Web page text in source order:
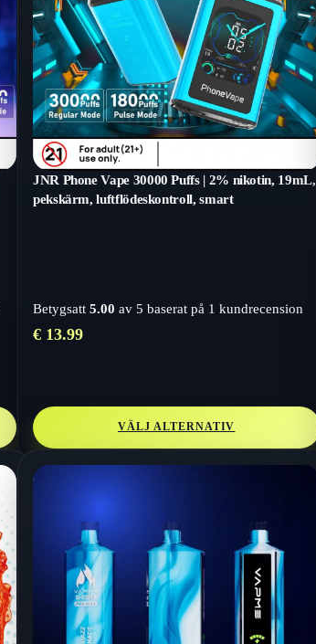
JNR Phone Vape 30000 Puffs | 2% nikotin, 19mL,
pekskärm, luftflödeskontroll, smart
Betygsatt 5.00 av 5 baserat på 1 kundrecension
€ 13.99
VÄLJ ALTERNATIV